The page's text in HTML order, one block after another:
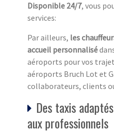
Disponible 24/7, vous
services:
Par ailleurs, les
accueil personnalisé
aéroports pour vos
aéroports Bruch Lot et
collaborateurs, clients
Des taxis
aux professionnels